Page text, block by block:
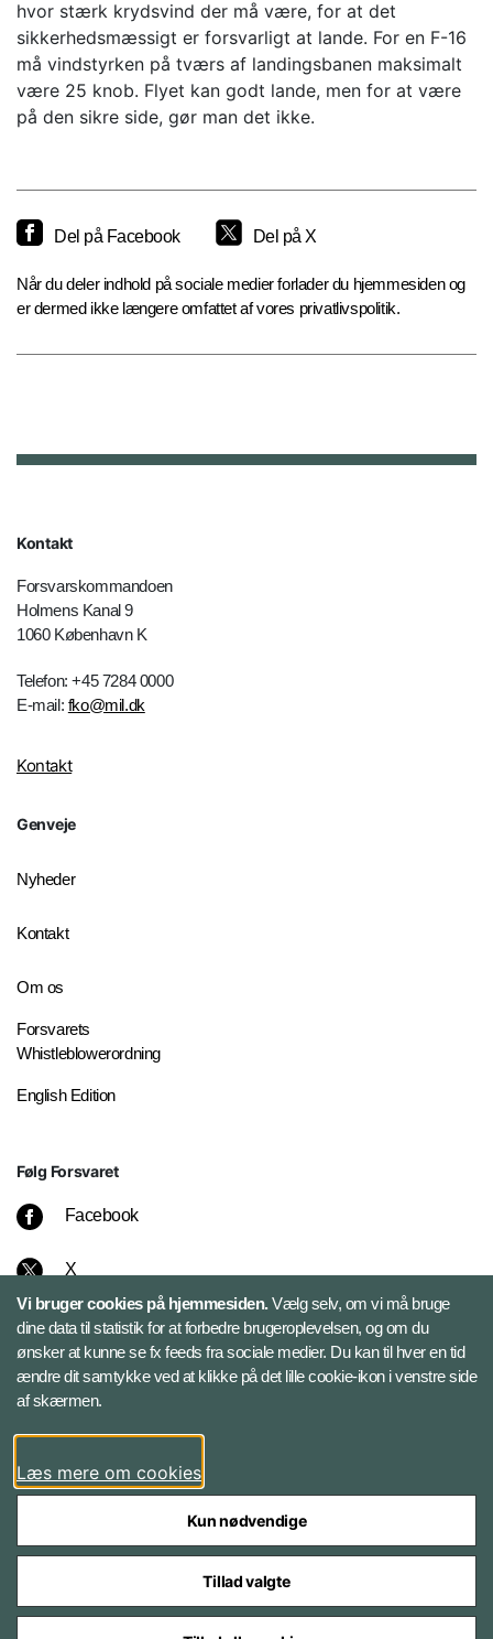
hvor stærk krydsvind der må være, for at det
sikkerhedsmæssigt er forsvarligt at lande. For en F-16
må vindstyrken på tværs af landingsbanen maksimalt
være 25 knob. Flyet kan godt lande, men for at være
på den sikre side, gør man det ikke.
Del på Facebook Del på X
Når du deler indhold på sociale medier forlader du hjemmesiden og
er dermed ikke længere omfattet af vores privatlivspolitik.
Kontakt
Forsvarskommandoen
Holmens Kanal 9
1060 København K
Telefon: +45 7284 0000
E-mail: fko@mil.dk
Kontakt
Genveje
Nyheder
Kontakt
Om os
Forsvarets
Whistleblowerordning
English Edition
Følg Forsvaret
Facebook
X
Instagram
Bluesky
LinkedIn
Styrelser og myndigheder under Forsvarsministeriet
Vi bruger cookies på hjemmesiden.Vælg selv, om vi må bruge
dine data til statistik for at forbedre brugeroplevelsen, og om du
ønsker at kunne se fx feeds fra sociale medier. Du kan til hver en tid
ændre dit samtykke ved at klikke på det lille cookie-ikon i venstre side
af skærmen.
Læs mere om cookies
Kun nødvendige
Tillad valgte